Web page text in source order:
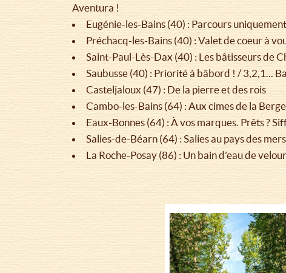
Aventura !
Eugénie-les-Bains (40) : Parcours
Préchacq-les-Bains (40) : Valet de coeur à
Saint-Paul-Lès-Dax (40) : Les bâtisseurs de
Saubusse (40) : Priorité à bâbord ! / 3,2,1...
Casteljaloux (47) : De la pierre et des rois
Cambo-les-Bains (64) : Aux cimes de la
Eaux-Bonnes (64) : À vos marques. Prêts ?
Salies-de-Béarn (64) : Salies au pays des
La Roche-Posay (86) : Un bain d’eau de